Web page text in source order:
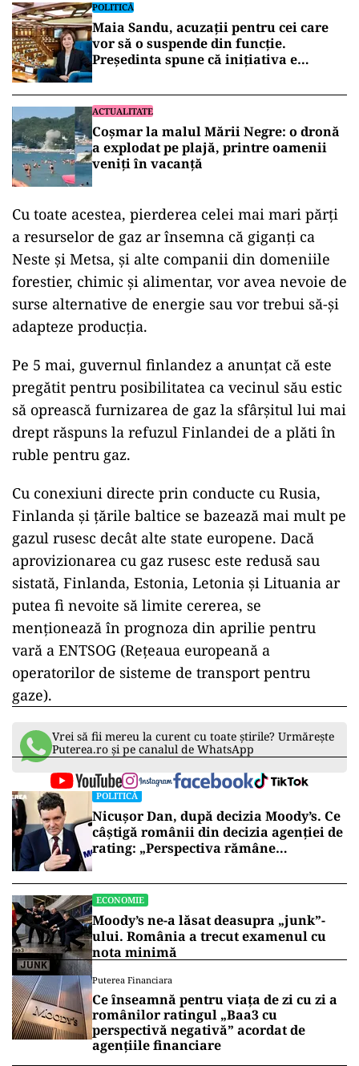
POLITICĂ
Maia Sandu, acuzații pentru cei care
vor să o suspende din funcție.
Președinta spune că inițiativa e
ACTUALITATE
Coșmar la malul Mării Negre: o dronă
a explodat pe plajă, printre oamenii
veniți în vacanță
Cu toate acestea, pierderea celei mai mari părţi
a resurselor de gaz ar însemna că giganţi ca
Neste şi Metsa, şi alte companii din domeniile
forestier, chimic şi alimentar, vor avea nevoie de
surse alternative de energie sau vor trebui să-şi
adapteze producţia.
Pe 5 mai, guvernul finlandez a anunţat că este
pregătit pentru posibilitatea ca vecinul său estic
să oprească furnizarea de gaz la sfârşitul lui mai
drept răspuns la refuzul Finlandei de a plăti în
ruble pentru gaz.
Cu conexiuni directe prin conducte cu Rusia,
Finlanda şi ţările baltice se bazează mai mult pe
gazul rusesc decât alte state europene. Dacă
aprovizionarea cu gaz rusesc este redusă sau
sistată, Finlanda, Estonia, Letonia şi Lituania ar
putea fi nevoite să limite cererea, se
menţionează în prognoza din aprilie pentru
vară a ENTSOG (Reţeaua europeană a
operatorilor de sisteme de transport pentru
gaze).
Vrei să fii mereu la curent cu toate știrile? Urmărește
Puterea.ro și pe canalul de WhatsApp
POLITICĂ
Nicușor Dan, după decizia Moody’s. Ce
câștigă românii din decizia agenției de
rating: „Perspectiva rămâne
ECONOMIE
Moody’s ne-a lăsat deasupra „junk”-
ului. România a trecut examenul cu
nota minimă
Puterea Financiara
Ce înseamnă pentru viața de zi cu zi a
românilor ratingul „Baa3 cu
perspectivă negativă” acordat de
agențiile financiare